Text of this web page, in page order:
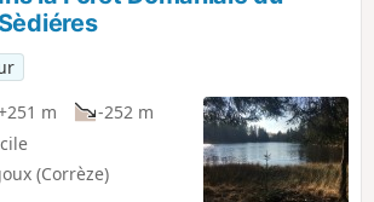
m
-252 m
(Corrèze)